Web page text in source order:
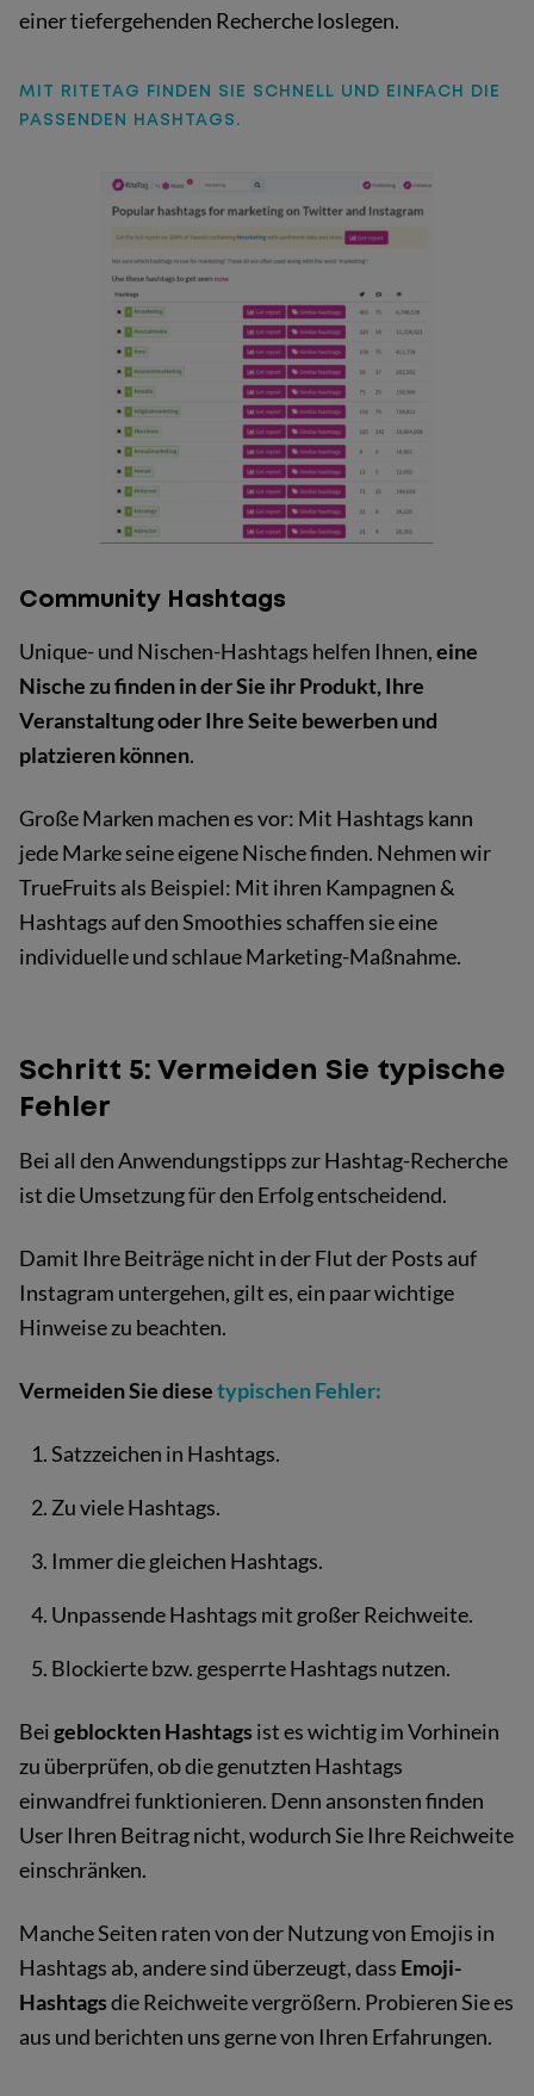
einer tiefergehenden Recherche loslegen.
MIT RITETAG FINDEN SIE SCHNELL UND EINFACH DIE
PASSENDEN HASHTAGS.
Community Hashtags
Unique- und Nischen-Hashtags helfen Ihnen,eine
Nische zu finden in der Sie ihr Produkt, Ihre
Veranstaltung oder Ihre Seite bewerben und
platzieren können.
Große Marken machen es vor: Mit Hashtags kann
jede Marke seine eigene Nische finden. Nehmen wir
TrueFruits als Beispiel: Mit ihren Kampagnen &
Hashtags auf den Smoothies schaffen sie eine
individuelle und schlaue Marketing-Maßnahme.
Schritt 5: Vermeiden Sie typische
Fehler
Bei all den Anwendungstipps zur Hashtag-Recherche
ist die Umsetzung für den Erfolg entscheidend.
Damit Ihre Beiträge nicht in der Flut der Posts auf
Instagram untergehen, gilt es, ein paar wichtige
Hinweise zu beachten.
Vermeiden Sie diesetypischen Fehler:
Satzzeichen in Hashtags.
Zu viele Hashtags.
Immer die gleichen Hashtags.
Unpassende Hashtags mit großer Reichweite.
Blockierte bzw. gesperrte Hashtags nutzen.
Beigeblockten Hashtags ist es wichtig im Vorhinein
zu überprüfen, ob die genutzten Hashtags
einwandfrei funktionieren. Denn ansonsten finden
User Ihren Beitrag nicht, wodurch Sie Ihre Reichweite
einschränken.
Manche Seiten raten von der Nutzung von Emojis in
Hashtags ab, andere sind überzeugt, dass Emoji-
Hashtagsdie Reichweite vergrößern. Probieren Sie es
aus und berichten uns gerne von Ihren Erfahrungen.